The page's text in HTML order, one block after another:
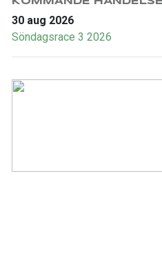
30 aug 2026
Söndagsrace 3 2026